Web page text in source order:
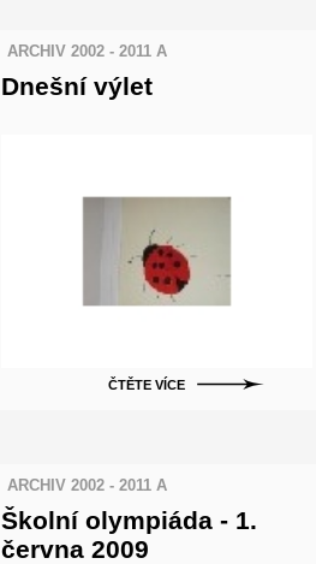
ARCHIV 2002 - 2011 A
Dnešní výlet
ČTĚTE VÍCE
ARCHIV 2002 - 2011 A
Školní olympiáda - 1.
června 2009